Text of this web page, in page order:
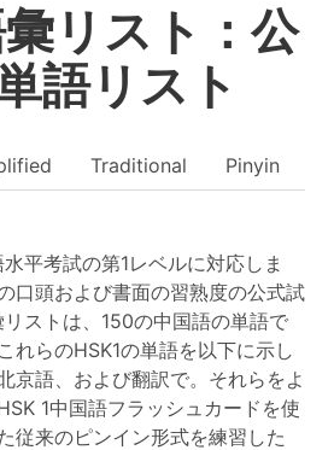
リスト：公
語リスト
Traditional Pinyin
平考試の第1レベルに対応しま
口頭および書面の習熟度の公式試
ストは、150の中国語の単語で
れらのHSK1の単語を以下に示し
京語、および翻訳で。それらをよ
1中国語フラッシュカードを使
従来のピンイン形式を練習した